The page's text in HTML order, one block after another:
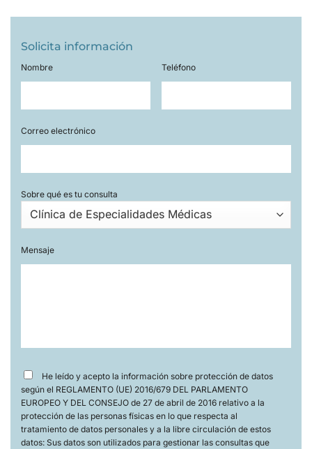
Solicita información
Nombre Teléfono
Correo electrónico
Sobre qué es tu consulta
Mensaje
He leído y acepto la información sobre protección de datos
según el REGLAMENTO (UE) 2016/679 DEL PARLAMENTO
EUROPEO Y DEL CONSEJO de 27 de abril de 2016 relativo a la
protección de las personas físicas en lo que respecta al
tratamiento de datos personales y a la libre circulación de estos
datos: Sus datos son utilizados para gestionar las consultas que